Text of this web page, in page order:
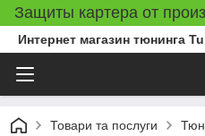
Защиты картера от
Интернет магазин тюнинга
Товари та послуги